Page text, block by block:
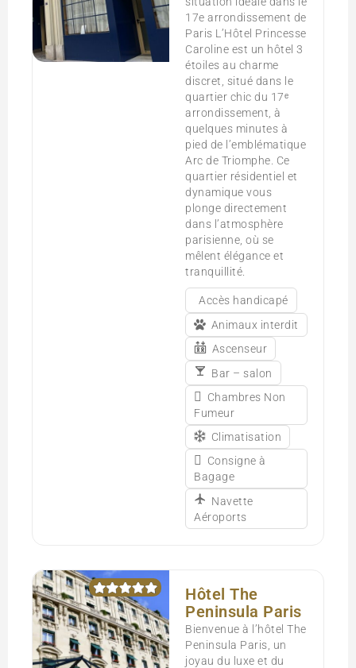
17e arrondissement de
Paris L’Hôtel Princesse
Caroline est un hôtel 3
étoiles au charme
discret, situé dans le
quartier chic du 17ᵉ
arrondissement, à
quelques minutes à
pied de l’emblématique
Arc de Triomphe. Ce
quartier résidentiel et
dynamique vous
plonge directement
dans l’atmosphère
parisienne, où se
mêlent élégance et
tranquillité.
Accès handicapé
Animaux interdit
Ascenseur
Bar – salon
Chambres Non
Fumeur
Climatisation
Consigne à
Bagage
Navette
Aéroports
Hôtel The
Peninsula Paris
Bienvenue à l’hôtel The
Peninsula Paris, un
joyau du luxe et du